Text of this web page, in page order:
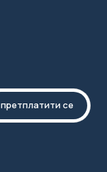
претплатити се